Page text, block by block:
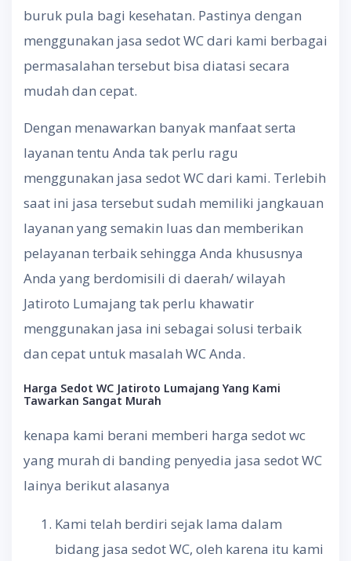
buruk pula bagi kesehatan. Pastinya dengan
menggunakan jasa sedot WC dari kami berbagai
permasalahan tersebut bisa diatasi secara
mudah dan cepat.
Dengan menawarkan banyak manfaat serta
layanan tentu Anda tak perlu ragu
menggunakan jasa sedot WC dari kami. Terlebih
saat ini jasa tersebut sudah memiliki jangkauan
layanan yang semakin luas dan memberikan
pelayanan terbaik sehingga Anda khususnya
Anda yang berdomisili di daerah/ wilayah
Jatiroto Lumajang tak perlu khawatir
menggunakan jasa ini sebagai solusi terbaik
dan cepat untuk masalah WC Anda.
Harga Sedot WC Jatiroto Lumajang Yang Kami
Tawarkan Sangat Murah
kenapa kami berani memberi harga sedot wc
yang murah di banding penyedia jasa sedot WC
lainya berikut alasanya
Kami telah berdiri sejak lama dalam
bidang jasa sedot WC, oleh karena itu kami